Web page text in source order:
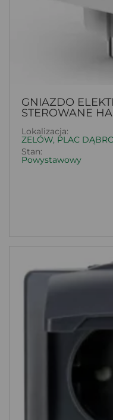
GNIAZDO
STEROWANE
Lokalizacja:
ZELÓW, PLAC
Stan:
Powystawowy